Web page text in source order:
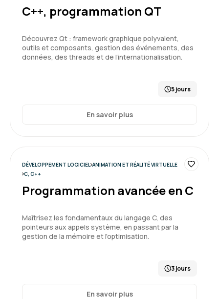
C++, programmation QT
Découvrez Qt : framework graphique polyvalent,
outils et composants, gestion des événements, des
données, des threads et de l’internationalisation.
5 jours
En savoir plus
DÉVELOPPEMENT LOGICIEL ANIMATION ET RÉALITÉ VIRTUELLE
C, C++
Programmation avancée en C
Maîtrisez les fondamentaux du langage C, des
pointeurs aux appels système, en passant par la
gestion de la mémoire et l'optimisation.
3 jours
En savoir plus